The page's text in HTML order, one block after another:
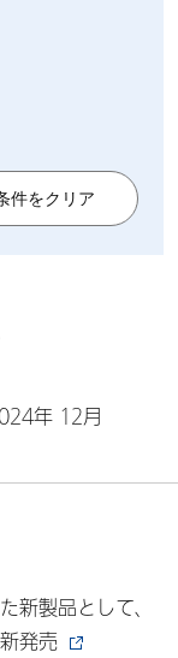
年 12月
新製品として、
発売